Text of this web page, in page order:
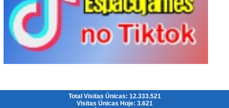
Total Visitas Únicas: 12.333.521
Visitas Únicas Hoje: 3.621